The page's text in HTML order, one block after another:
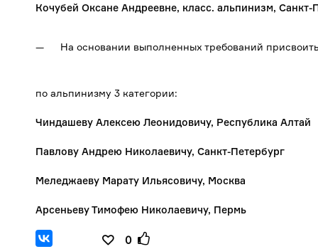
Кочубей Оксане Андреевне, класс. альпинизм, Санкт-
На основании выполненных требований
по альпинизму 3 категории:
Чиндашеву Алексею Леонидовичу, Республика Алтай
Павлову Андрею Николаевичу, Санкт-Петербург
Меледжаеву Марату Ильясовичу, Москва
Арсеньеву Тимофею Николаевичу, Пермь
0